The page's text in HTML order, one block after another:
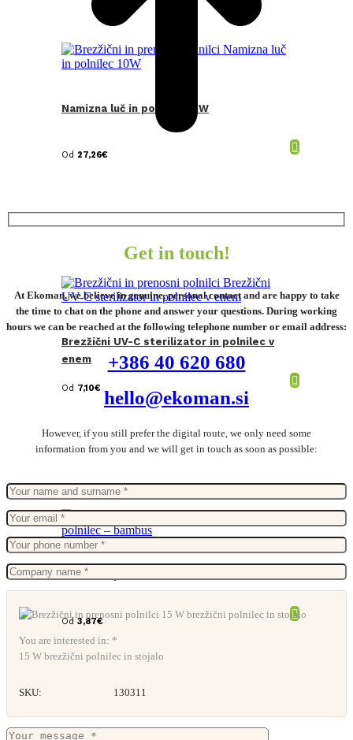
Namizna luč in polnilec 10W
Od 27,26€
Brezžični UV-C sterilizator in polnilec v
enem
Od 7,10€
Brezžični polnilec – bambus
Od3,87€
Get in touch!
At Ekoman, we believe in genuine, personal contact and are happy to take
the time to chat on the phone and answer your questions. During working
hours we can be reached at the following telephone number or email address:
+386 40 620 680
hello@ekoman.si
However, if you still prefer the digital route, we only need some
information from you and we will get in touch as soon as possible:
You are interested in: *
15 W brezžični polnilec in stojalo
SKU: 130311